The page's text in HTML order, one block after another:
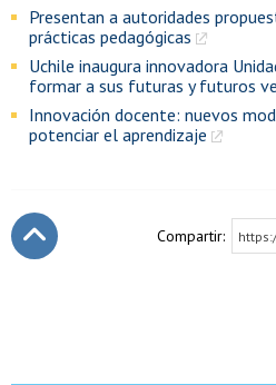
Presentan a autoridades
prácticas pedagógicas
Uchile inaugura innovadora
formar a sus futuras y futuros
Innovación docente: nuevos
potenciar el aprendizaje
Compartir: